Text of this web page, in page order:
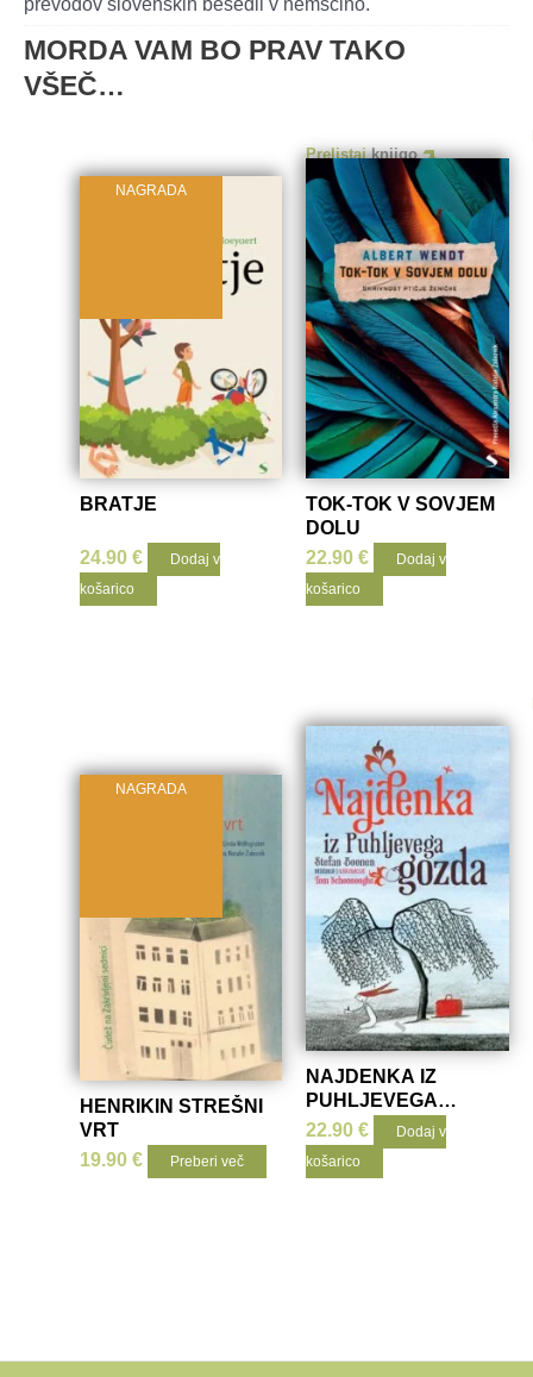
prevodov slovenskih besedil v nemščino.
MORDA VAM BO PRAV TAKO
VŠEČ…
Prelistajknjigo
NAGRADA
BRATJE
24.90€
Dodaj v
košarico
TOK-TOK V SOVJEM
DOLU
22.90 €
Dodaj v
košarico
Prelistajknjigo
NAGRADA
HENRIKIN STREŠNI
VRT
19.90€ Preberi več
NAJDENKA IZ
PUHLJEVEGA
GOZDA
22.90 €
Dodaj v
košarico